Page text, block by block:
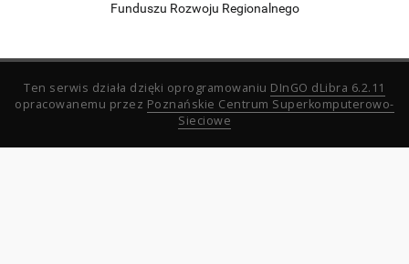
Funduszu Rozwoju Regionalnego
Ten serwis działa dzięki oprogramowaniu DInGO dLibra 6.2.11
opracowanemu przez Poznańskie Centrum Superkomputerowo-
Sieciowe